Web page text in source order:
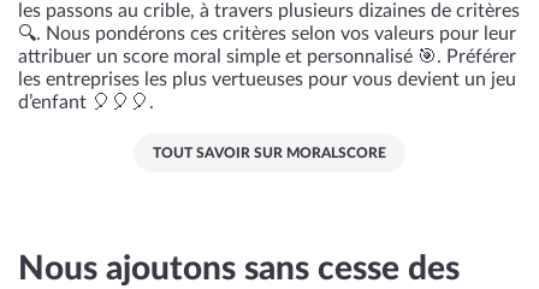
les passons au crible, à travers plusieurs dizaines de critères
🔍. Nous pondérons ces critères selon vos valeurs pour leur
attribuer un score moral simple et personnalisé 🎯. Préférer
les entreprises les plus vertueuses pour vous devient un jeu
d’enfant 🎈🎈🎈.
TOUT SAVOIR SUR MORALSCORE
Nous ajoutons sans cesse des